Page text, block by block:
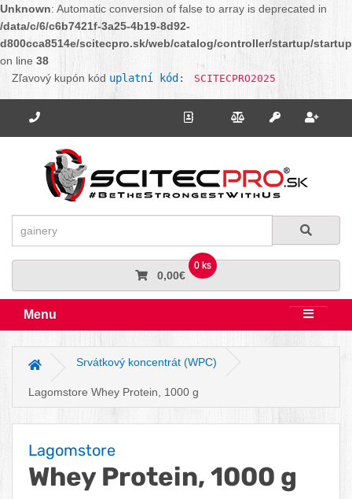
Unknown: Automatic conversion of false to array is deprecated in
/data/c/6/c6b7421f-3a25-4b19-8d92-
d800cca8514e/scitecpro.sk/web/catalog/controller/startup/
on line 38
Zľavový kupón kód uplatní kód: SCITECPRO2025
Potrebujete poradiť? Zavolajte nám. Kontakt Porovnanie
Prihlásiť sa
0 ks
0,00€
Menu
Hlavná stránka
Srvátkový koncentrát (WPC)
Lagomstore Whey Protein, 1000 g
Lagomstore
Whey Protein, 1000 g